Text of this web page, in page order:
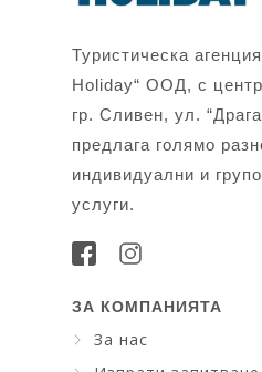
Туристическа
Holiday“ ООД, с
гр. Сливен, ул.
предлага голямо
индивидуални и
услуги.
ЗА КОМПАНИЯТА
За нас